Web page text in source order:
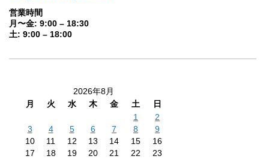
営業時間
月〜金: 9:00 – 18:30
土: 9:00 – 18:00
2026年8月
月
火 水 木 金 土
日
1
2
3
4 5 6 7 8
9
10
11 12 13 14 15
16
17
18 19 20 21 22
23